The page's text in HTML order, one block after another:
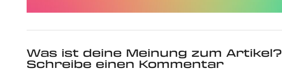
Was ist deine Meinung zum Artikel?
Schreibe einen Kommentar